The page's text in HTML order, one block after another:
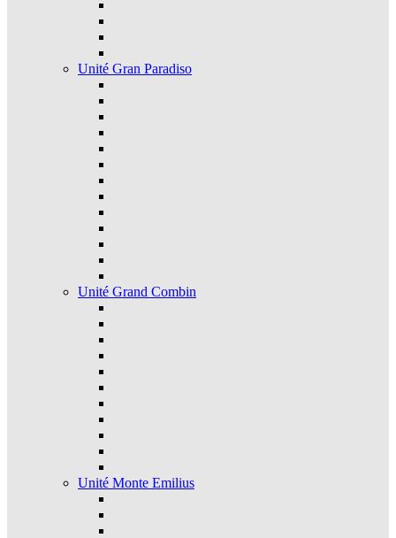
Unité Gran Paradiso
Unité Grand Combin
Unité Monte Emilius